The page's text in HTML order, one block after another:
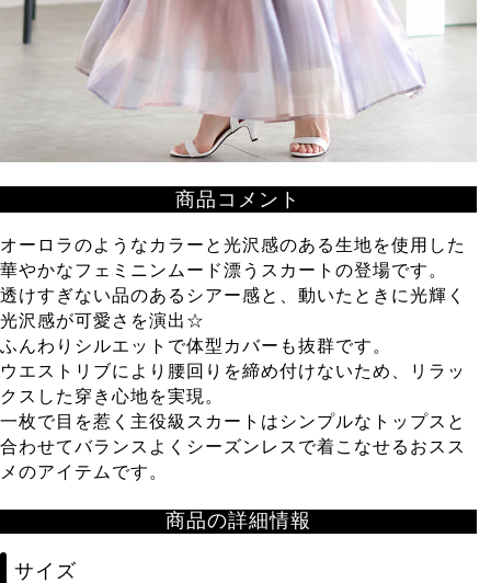
商品コメント
オーロラのようなカラーと光沢感のある生地を使用した
華やかなフェミニンムード漂うスカートの登場です。
透けすぎない品のあるシアー感と、動いたときに光輝く
光沢感が可愛さを演出☆
ふんわりシルエットで体型カバーも抜群です。
ウエストリブにより腰回りを締め付けないため、リラッ
クスした穿き心地を実現。
一枚で目を惹く主役級スカートはシンプルなトップスと
合わせてバランスよくシーズンレスで着こなせるおスス
メのアイテムです。
商品の詳細情報
サイズ